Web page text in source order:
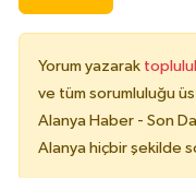
Yorum yazarak
ve tüm sorumluluğu
Alanya Haber - Son
Alanya hiçbir şekilde